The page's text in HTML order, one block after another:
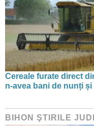
Cereale furate direct
n-avea bani de nunți
BIHON ŞTIRILE